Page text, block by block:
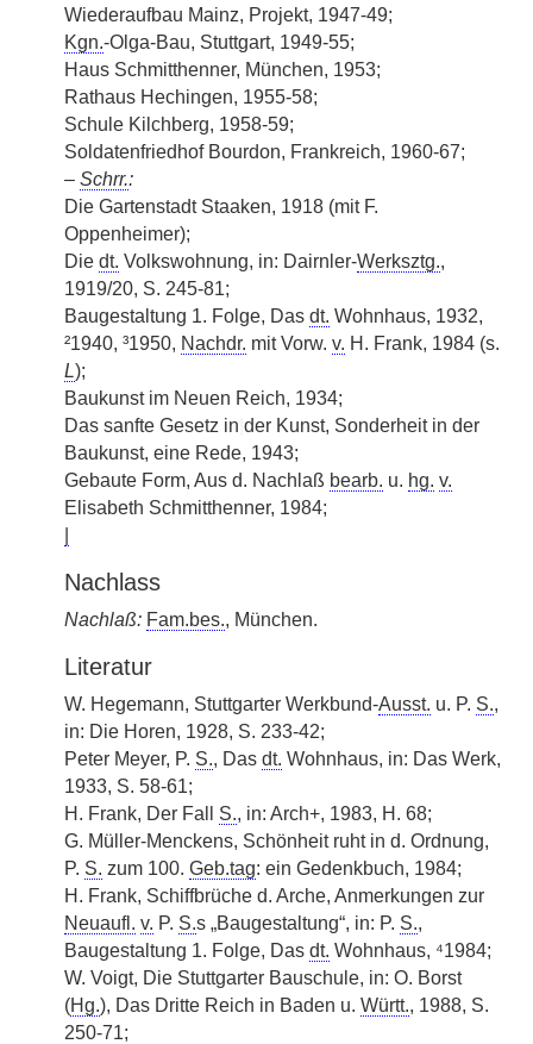
Wiederaufbau Mainz, Projekt, 1947-49;
Kgn.-Olga-Bau, Stuttgart, 1949-55;
Haus Schmitthenner, München, 1953;
Rathaus Hechingen, 1955-58;
Schule Kilchberg, 1958-59;
Soldatenfriedhof Bourdon, Frankreich, 1960-67;
– Schrr.:
Die Gartenstadt Staaken, 1918 (mit F.
Oppenheimer);
Die dt. Volkswohnung, in: Dairnler-Werksztg.,
1919/20, S. 245-81;
Baugestaltung 1. Folge, Das dt. Wohnhaus, 1932,
²1940, ³1950, Nachdr. mit Vorw. v. H. Frank, 1984 (s.
L);
Baukunst im Neuen Reich, 1934;
Das sanfte Gesetz in der Kunst, Sonderheit in der
Baukunst, eine Rede, 1943;
Gebaute Form, Aus d. Nachlaß bearb. u. hg. v.
Elisabeth Schmitthenner, 1984;
Nachlass
Nachlaß: Fam.bes., München.
Literatur
W. Hegemann, Stuttgarter Werkbund-Ausst. u. P. S.,
in: Die Horen, 1928, S. 233-42;
Peter Meyer, P. S., Das dt. Wohnhaus, in: Das Werk,
1933, S. 58-61;
H. Frank, Der Fall S., in: Arch+, 1983, H. 68;
G. Müller-Menckens, Schönheit ruht in d. Ordnung,
P. S. zum 100. Geb.tag: ein Gedenkbuch, 1984;
H. Frank, Schiffbrüche d. Arche, Anmerkungen zur
Neuaufl. v. P. S.s „Baugestaltung“, in: P. S.,
Baugestaltung 1. Folge, Das dt. Wohnhaus, ⁴1984;
W. Voigt, Die Stuttgarter Bauschule, in: O. Borst
(Hg.), Das Dritte Reich in Baden u. Württ., 1988, S.
250-71;